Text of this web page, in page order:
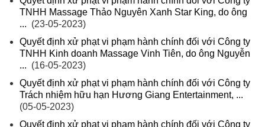
TNHH Massage Thảo Nguyên Xanh Star King, do ông
... (23-05-2023)
Quyết định xử phạt vi phạm hành chính đối với Công ty
TNHH Kinh doanh Massage Vinh Tiên, do ông Nguyễn
... (16-05-2023)
Quyết định xử phạt vi phạm hành chính đối với Công ty
Trách nhiệm hữu hạn Hương Giang Entertainment, ...
(05-05-2023)
Quyết định xử phạt vi phạm hành chính đối với Công ty